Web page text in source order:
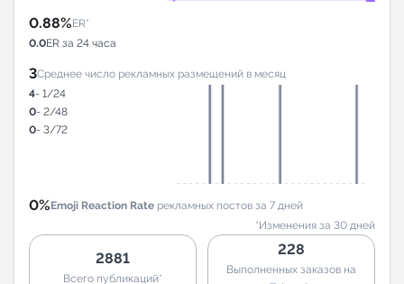
0.88%ER*
0.0ER за 24 часа
3Среднее число рекламных размещений в месяц
4- 1/24
0- 2/48
0- 3/72
0%Emoji Reaction Rate рекламных постов за 7 дней
*Изменения за 30 дней
2881
Всего публикаций*
228
Выполненных заказов на